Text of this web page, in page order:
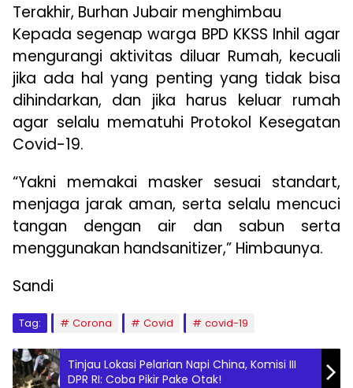
Terakhir, Burhan Jubair menghimbau
Kepada segenap warga BPD KKSS Inhil agar
mengurangi aktivitas diluar Rumah, kecuali
jika ada hal yang penting yang tidak bisa
dihindarkan, dan jika harus keluar rumah
agar selalu mematuhi Protokol Kesegatan
Covid-19.
“Yakni memakai masker sesuai standart,
menjaga jarak aman, serta selalu mencuci
tangan dengan air dan sabun serta
menggunakan handsanitizer,” Himbaunya.
Sandi
Tag: Corona Covid covid-19
Tinjau Lokasi Pelarian Napi China, Komisi III
DPR RI: Coba Pikir Pake Otak!